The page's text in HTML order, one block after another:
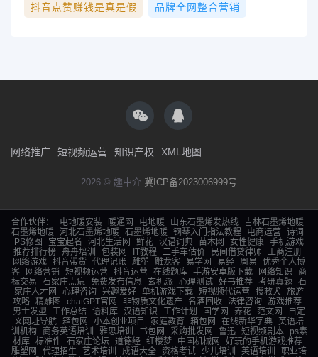
抖音点赞赚钱是真是假 品牌全网整合营销
网络推广 短视频运营 知识产权 XML地图
2026 © 趣中介 冀ICP备2023006999号
合作伙伴： 电地暖安装 暖通网 电地暖 山东石墨烯发热线
吉林石墨烯地暖
石墨烯地暖
河北石墨烯地暖 石墨烯地暖 钢琴入门指法教程 电商运营
诗词
PS修图
宝宝起名 河北生活网 鲜花 汉语词典 苗木网 女性健康 手机游戏
推荐排行榜
舟舟培训 包装网 IT教程 二手车估价 民间借贷律师
工商注册
网络游戏 抖音带货 代理记账 雕塑 雕龙客 易学网 易经 周易
优秀个人博
客
网络营销 短视频运营 抖音运营 在线题库 手游安卓版下载 网络知识
商
标交易
石家庄点痣 免费发布信息 玄机派 心理测试 好书推荐 考研真题 石
家庄人才网
心理咨询 兴趣爱好 单机游戏下载 短视频代运营 搜救犬 旅游
攻略 精雕图 chatGPT官网 非物质文化遗产 名酒回收 法律咨询 游戏推荐
男士发型
工作总结 语料库 汉语知识 工作计划 国学网 养花 范文网
自定
义网址导航 箱包网 小本创业项目 家庭教育 箱包网 在线新华字典 英语培
训机构
商务英语培训 雅思培训 书包网 采购批发网 鲁迅 短视频剧本
ps素
材库
标准件 石家庄论坛 道德经 红楼梦 中国机械网
好玩的手机游戏推荐
雕塑网
代理招生 艺术培训 成语大全 资格考试 少儿培训 英语培训
职业培